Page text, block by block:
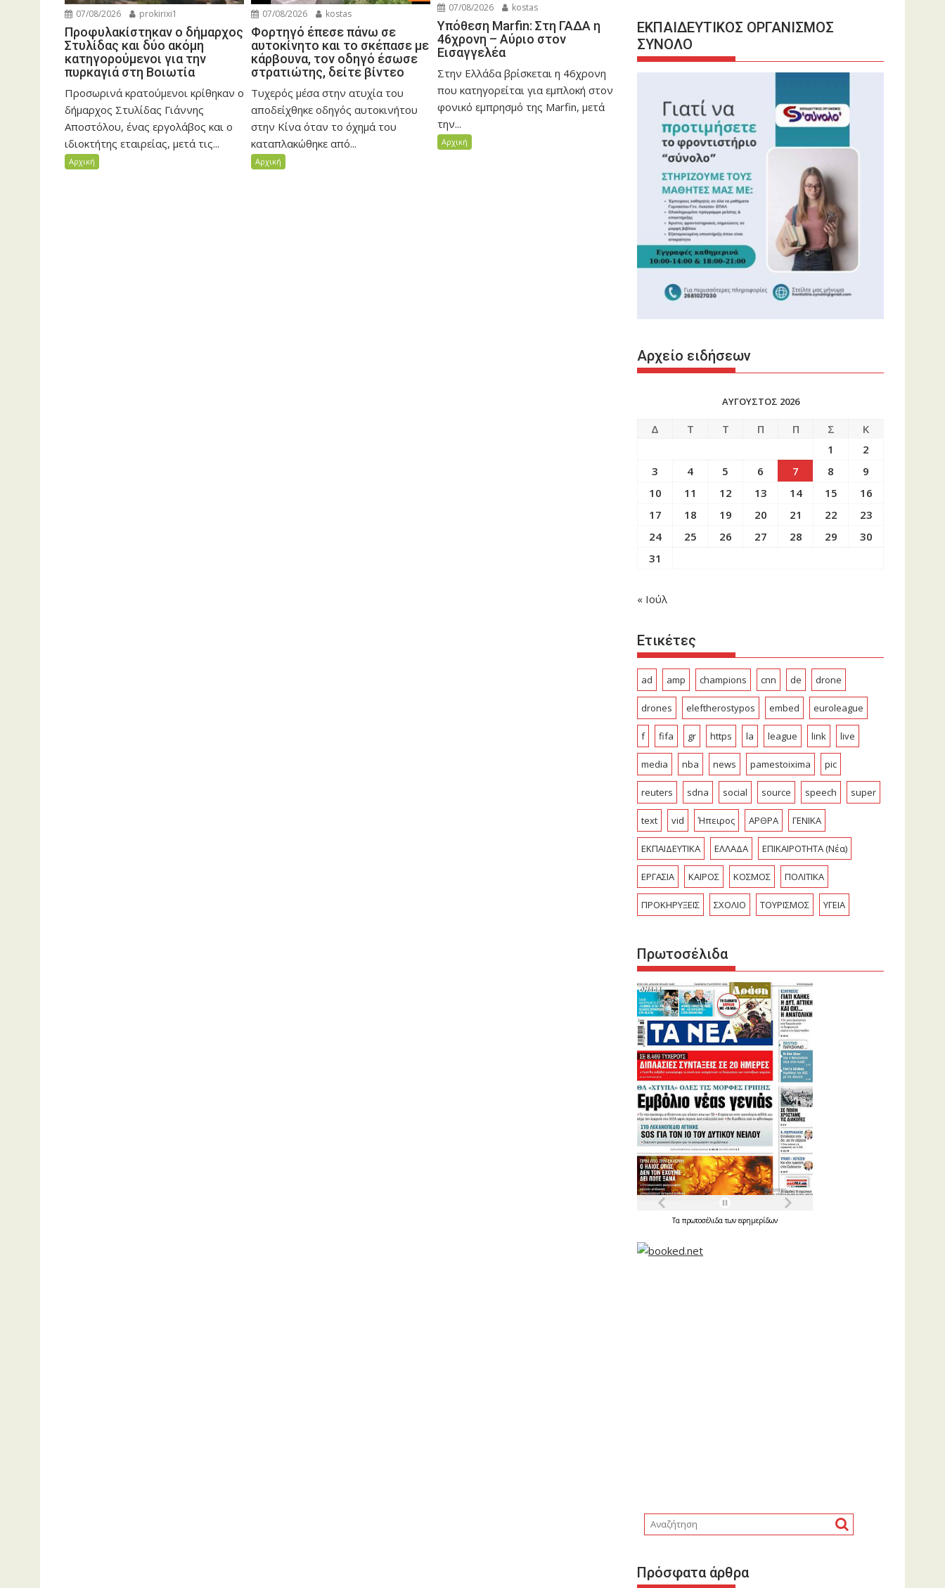
07/08/2026 prokirixi1
Προφυλακίστηκαν ο δήμαρχος
Στυλίδας και δύο ακόμη
κατηγορούμενοι για την
πυρκαγιά στη Βοιωτία
Προσωρινά κρατούμενοι κρίθηκαν ο
δήμαρχος Στυλίδας Γιάννης
Αποστόλου, ένας εργολάβος και ο
ιδιοκτήτης εταιρείας, μετά τις...
Αρχική
07/08/2026 kostas
Φορτηγό έπεσε πάνω σε
αυτοκίνητο και το σκέπασε με
κάρβουνα, τον οδηγό έσωσε
στρατιώτης, δείτε βίντεο
Τυχερός μέσα στην ατυχία του
αποδείχθηκε οδηγός αυτοκινήτου
στην Κίνα όταν το όχημά του
καταπλακώθηκε από...
Αρχική
07/08/2026 kostas
Υπόθεση Marfin: Στη ΓΑΔΑ η
46χρονη – Αύριο στον
Εισαγγελέα
Στην Ελλάδα βρίσκεται η 46χρονη
που κατηγορείται για εμπλοκή στον
φονικό εμπρησμό της Marfin, μετά
την...
Αρχική
ΕΚΠΑΙΔΕΥΤΙΚΟΣ ΟΡΓΑΝΙΣΜΟΣ
ΣΥΝΟΛΟ
Αρχείο ειδήσεων
ΑΥΓΟΥΣΤΟΣ 2026
Δ Τ Τ Π Π Σ
Κ
1
2
3
4 5 6 7 8
9
10
11 12 13 14 15
16
17
18 19 20 21 22
23
24
25 26 27 28 29
30
31
« Ιούλ
Ετικέτες
ad amp champions cnn de drone
drones eleftherostypos embed euroleague
f fifa gr https la league link live
media nba news pamestoixima pic
reuters sdna social source speech super
text vid Ήπειρος ΑΡΘΡΑ ΓΕΝΙΚΑ
ΕΚΠΑΙΔΕΥΤΙΚΑ ΕΛΛΑΔΑ ΕΠΙΚΑΙΡΟΤΗΤΑ (Νέα)
ΕΡΓΑΣΙΑ ΚΑΙΡΟΣ ΚΟΣΜΟΣ ΠΟΛΙΤΙΚΑ
ΠΡΟΚΗΡΥΞΕΙΣ ΣΧΟΛΙΟ ΤΟΥΡΙΣΜΟΣ ΥΓΕΙΑ
Πρωτοσέλιδα
Τα πρωτοσέλιδατων εφημερίδων
Πρόσφατα άρθρα